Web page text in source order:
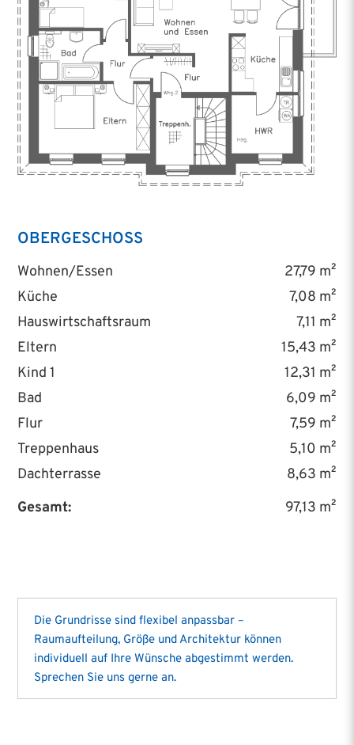
OBERGESCHOSS
Wohnen/Essen
27,79 m²
Küche
7,08 m²
Hauswirtschaftsraum
7,11 m²
Eltern
15,43 m²
Kind 1
12,31 m²
Bad
6,09 m²
Flur
7,59 m²
Treppenhaus
5,10 m²
Dachterrasse
8,63 m²
Gesamt:
97,13 m²
Die Grundrisse sind flexibel anpassbar –
Raumaufteilung, Größe und Architektur können
individuell auf Ihre Wünsche abgestimmt werden.
Sprechen Sie uns gerne an.